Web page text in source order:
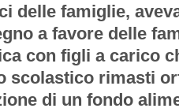
delle famiglie,
a favore delle
con figli a carico
scolastico rimasti
di un fondo